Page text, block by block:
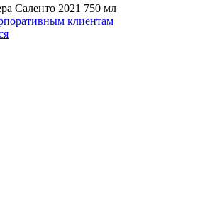
Саленто 2021 750 мл
клиентам